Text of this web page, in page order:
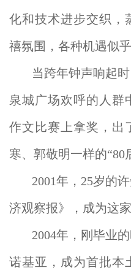
化和技术进步交织，
禧氛围，各种机遇似乎
当跨年钟声响起
泉城广场欢呼的人群
作文比赛上拿奖，出
寒、郭敬明一样的“80
2001年，25岁的
济观察报》，成为这
2004年，刚毕业
诺基亚，成为首批本